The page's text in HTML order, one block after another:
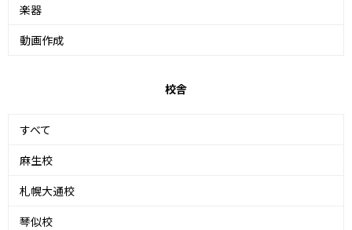
楽器
動画作成
校舎
すべて
麻生校
札幌大通校
琴似校